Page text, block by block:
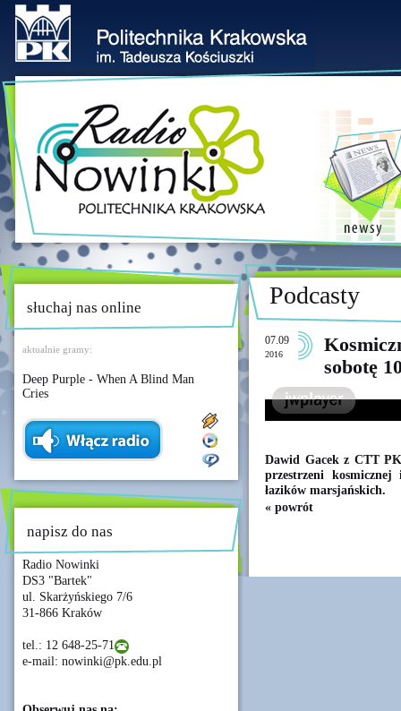
słuchaj nas online
aktualnie gramy:
Deep Purple - When A Blind Man
Cries
napisz do nas
Radio Nowinki
DS3 "Bartek"
ul. Skarżyńskiego 7/6
31-866 Kraków
tel.: 12 648-25-71
e-mail: nowinki@pk.edu.pl
Podcasty
07.09
2016
sobotę
Dawid Gacek z CTT
przestrzeni
łazików marsjańskich.
« powrót